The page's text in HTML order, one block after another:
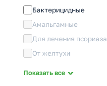
CFL SQUARE
Бактерицидные
Амальгамные
Для лечения псориаза
От желтухи
Показать все